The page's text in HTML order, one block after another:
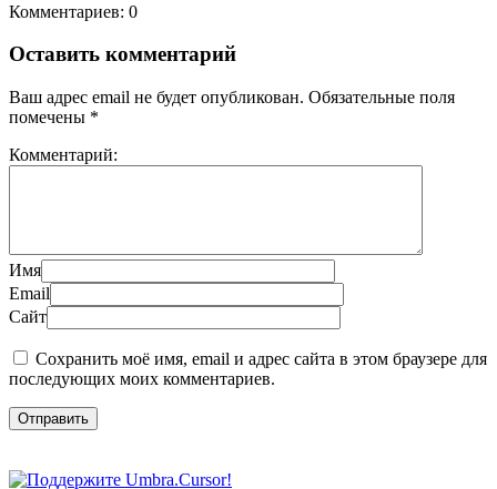
Комментариев: 0
Оставить комментарий
Ваш адрес email не будет опубликован. Обязательные поля
помечены *
Комментарий:
Имя
Email
Сайт
Сохранить моё имя, email и адрес сайта в этом браузере для
последующих моих комментариев.